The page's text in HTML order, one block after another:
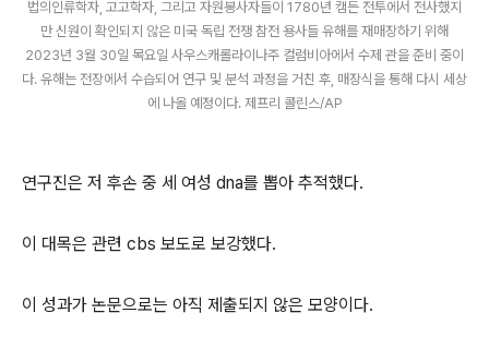
법의인류학자, 고고학자, 그리고 자원봉사자들이 1780년 캠든 전투에서 전사했지
만 신원이 확인되지 않은 미국 독립 전쟁 참전 용사들 유해를 재매장하기 위해
2023년 3월 30일 목요일 사우스캐롤라이나주 컬럼비아에서 수제 관을 준비 중이
다. 유해는 전장에서 수습되어 연구 및 분석 과정을 거친 후, 매장식을 통해 다시 세상
에 나올 예정이다. 제프리 콜린스/AP
연구진은 저 후손 중 세 여성 dna를 뽑아 추적했다.
이 대목은 관련 cbs 보도로 보강했다.
이 성과가 논문으로는 아직 제출되지 않은 모양이다.